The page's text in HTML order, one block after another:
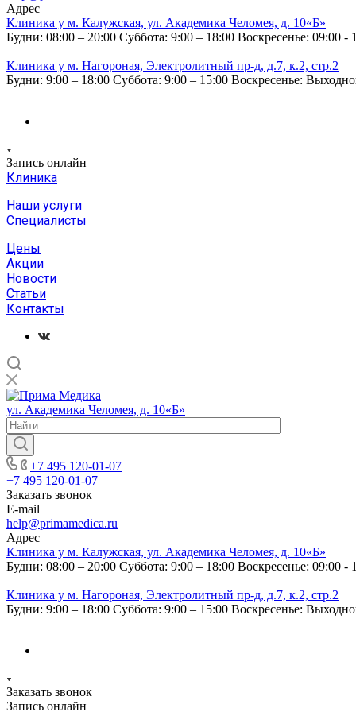
Адрес
Клиника у м. Калужская, ул. Академика Челомея, д. 10«Б»
Будни: 08:00 – 20:00 Суббота: 9:00 – 18:00 Воскресенье: 09:00 -
Клиника у м. Нагороная, Электролитный пр-д, д.7, к.2, стр.2
Будни: 9:00 – 18:00 Суббота: 9:00 – 15:00 Воскресенье:
Запись онлайн
Клиника
Наши услуги
Специалисты
Цены
Акции
Новости
Статьи
Контакты
ул. Академика Челомея, д. 10«Б»
+7 495 120-01-07
+7 495 120-01-07
Заказать звонок
E-mail
help@primamedica.ru
Адрес
Клиника у м. Калужская, ул. Академика Челомея, д. 10«Б»
Будни: 08:00 – 20:00 Суббота: 9:00 – 18:00 Воскресенье: 09:00 -
Клиника у м. Нагороная, Электролитный пр-д, д.7, к.2, стр.2
Будни: 9:00 – 18:00 Суббота: 9:00 – 15:00 Воскресенье:
Заказать звонок
Запись онлайн